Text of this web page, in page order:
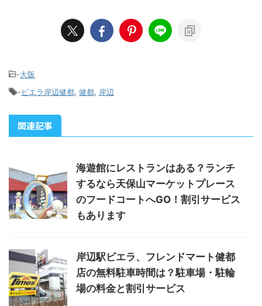
-大阪
-ビエラ岸辺健都, 健都, 岸辺
関連記事
海遊館にレストランはある？ランチ
するなら天保山マーケットプレース
のフードコートへGO！割引サービス
もあります
岸辺駅ビエラ、フレンドマート健都
店の無料駐車時間は？駐車場・駐輪
場の料金と割引サービス